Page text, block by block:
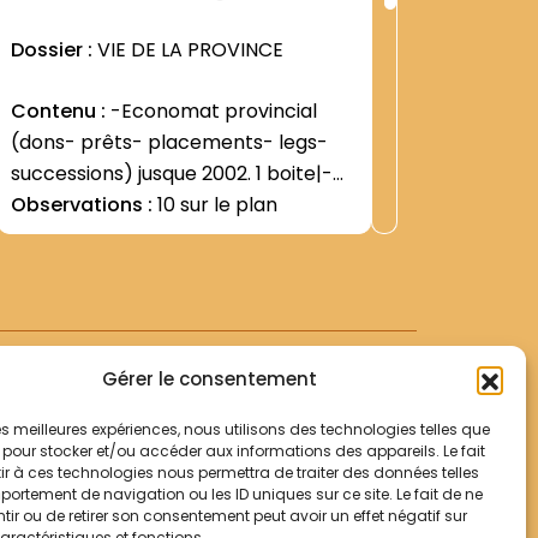
Gérer le consentement
meilleures expériences, nous utilisons des technologies telles que
stocker et/ou accéder aux informations des appareils. Le fait
à ces technologies nous permettra de traiter des données telles
de navigation ou les ID uniques sur ce site. Le fait de ne
ou de retirer son consentement peut avoir un effet négatif sur
Dossier : VIE DE LA PROVINCE
Contenu :
(dons- prêts- placements- legs-
successions) jusque 2002. 1 boite|-
Economat provincial (Conseil
Economique. Curie générale) jusque
Observations : 10 sur le plan
Votre panier
Mentions légales